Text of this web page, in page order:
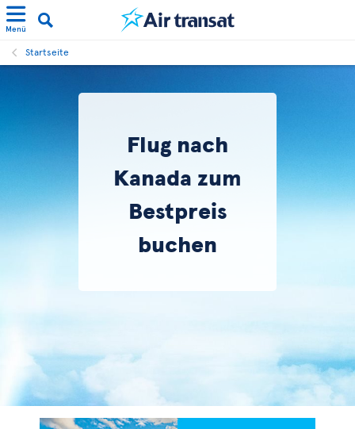
Menü
Startseite
Flug nach
Kanada zum
Bestpreis
buchen